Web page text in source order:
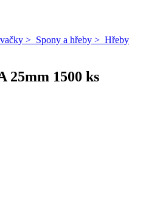
> Spony a hřeby > Hřeby
25mm 1500 ks